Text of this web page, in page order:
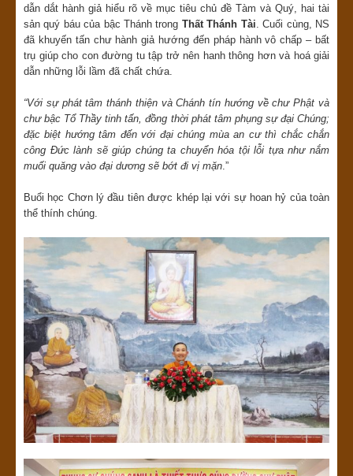
dẫn dắt hành giả hiểu rõ về mục tiêu chủ đề Tàm và Quý, hai tài
sản quý báu của bậc Thánh trong Thất Thánh Tài. Cuối cùng, NS
đã khuyến tấn chư hành giả hướng đến pháp hành vô chấp – bất
trụ giúp cho con đường tu tập trở nên hanh thông hơn và hoá giải
dẫn những lỗi lầm đã chất chứa.
“Với sự phát tâm thánh thiện và Chánh tín hướng về chư Phật và
chư bậc Tổ Thầy tinh tấn, đồng thời phát tâm phụng sự đại Chúng;
đặc biệt hướng tâm đến với đại chúng mùa an cưthì chắc chắn
công Đức lành sẽgiúp chúng ta chuyển hóa tội lỗi tựa như nắm
muối quăng vào đại dương sẽ bớt đi vị mặn.”
Buổi học Chơn lý đầu tiên được khép lại với sự hoan hỷ của toàn
thể thính chúng.